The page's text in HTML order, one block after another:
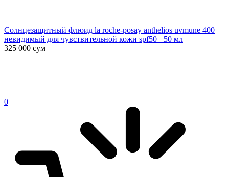
Солнцезащитный флюид la roche-posay anthelios uvmune 400
невидимый для чувствительной кожи spf50+ 50 мл
325 000 сум
0